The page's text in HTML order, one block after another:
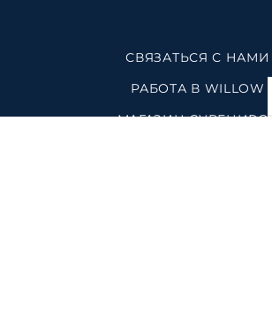
СВЯЗАТЬСЯ С НАМИ
РАБОТА В WILLOW
МАГАЗИН СУВЕНИРОВ